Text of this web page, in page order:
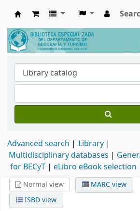
Biblioteca de Geografía y
Advanced search
Library
Multidisciplinary databases |
for BECyT | eLibro eBook selection
Normal view
MARC view
ISBD view